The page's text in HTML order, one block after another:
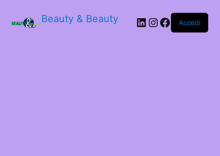
Beauty & Beauty LinkedIn
Instagram
Facebook
Accedi